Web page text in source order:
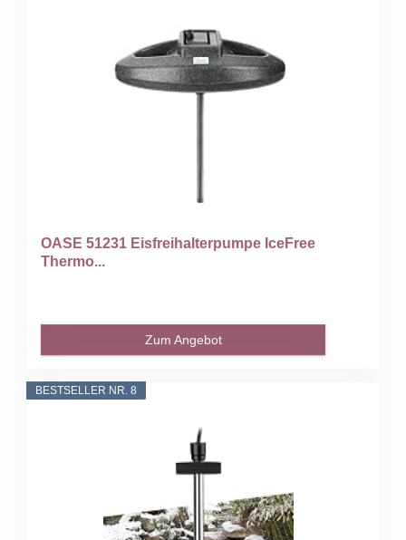
OASE 51231 Eisfreihalterpumpe IceFree
Thermo...
Zum Angebot
BESTSELLER NR. 8